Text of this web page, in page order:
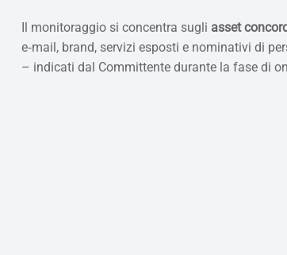
Il monitoraggio si concentra sugli asset
e‑mail, brand, servizi esposti e nominativi di
– indicati dal Committente durante la fase di